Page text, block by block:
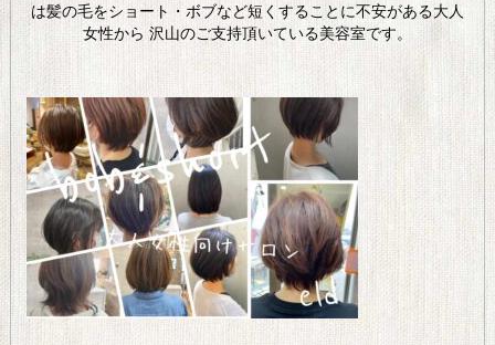
は髪の毛をショート・ボブなど短くすることに不安がある大人
女性から 沢山のご支持頂いている美容室です。